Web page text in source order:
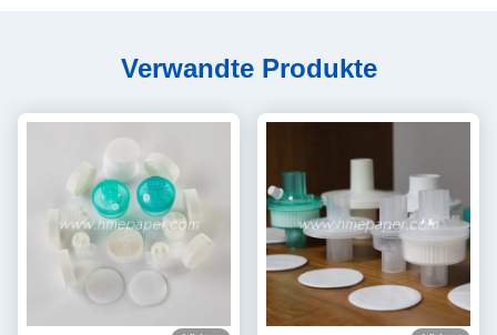
Verwandte Produkte